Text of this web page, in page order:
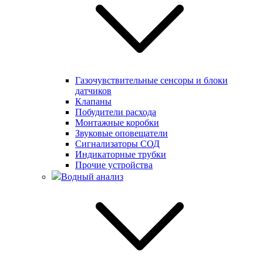
Газочувствительные сенсоры и блоки
датчиков
Клапаны
Побудители расхода
Монтажные коробки
Звуковые оповещатели
Сигнализаторы СОД
Индикаторные трубки
Прочие устройства
Водный анализ